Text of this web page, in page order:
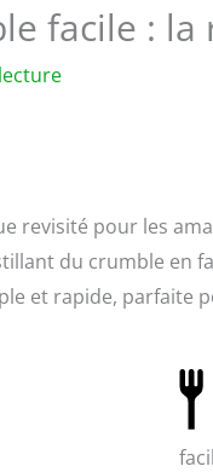
facile :
revisité pour les
du crumble en
et rapide, parfaite